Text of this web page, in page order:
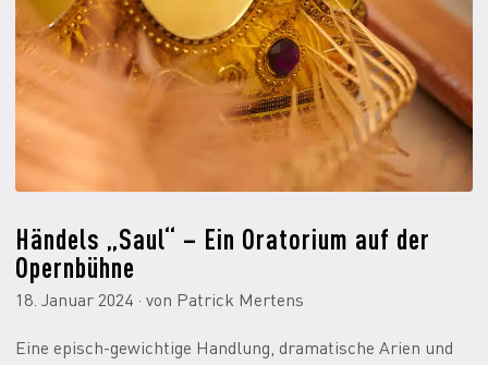
Händels „Saul“ – Ein Oratorium auf der
Opernbühne
18. Januar 2024 · von Patrick Mertens
Eine episch-gewichtige Handlung, dramatische Arien und